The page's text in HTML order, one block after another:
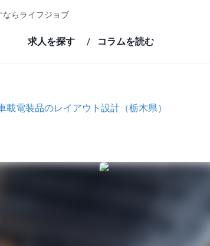
らライフジョブ
求人を探す / コラムを読む
載電装品のレイアウト設計（栃木県）